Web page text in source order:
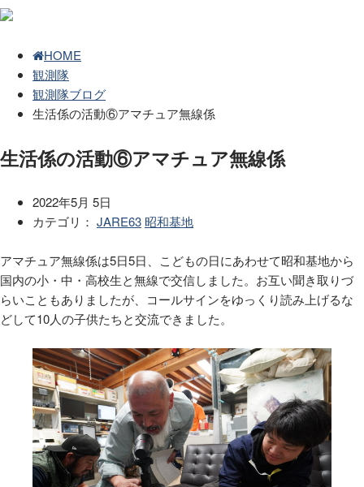
HOME
観測隊
観測隊ブログ
生活係の活動⑥アマチュア無線係
生活係の活動⑥アマチュア無線係
2022年5月 5日
カテゴリ： JARE63 昭和基地
アマチュア無線係は5日5日、こどもの日にあわせて昭和基地から
国内の小・中・高校生と無線で交信しました。お互い聞き取りづ
らいこともありましたが、コールサインをゆっくり読み上げるな
どして10人の子供たちと交流できました。